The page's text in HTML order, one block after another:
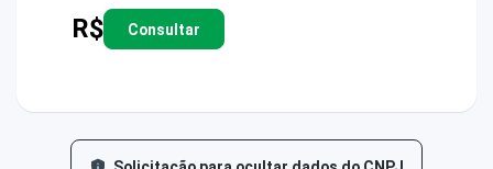
R$ Consultar